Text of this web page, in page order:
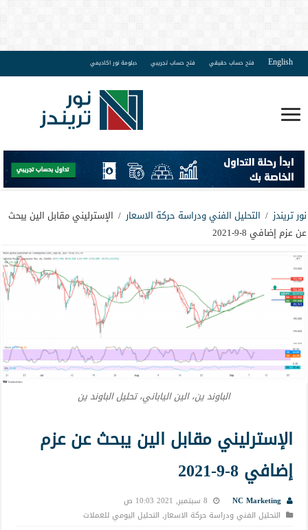
English فتح حساب حقيقي فتح حساب تجريبي دبلومة نور اكاديمي
نور تريندز / التحليل الفني ودراسة حركة الاسعار / الإسترليني مقابل الين يبحث
عن عزم إضافي 8-9-2021
الباوند ين، الين الياباني، تحليل الباوند ين
الإسترليني مقابل الين يبحث عن عزم
إضافي 8-9-2021
NC Marketing
8 سبتمبر, 2021 10:03 ص
التحليل الفني ودراسة حركة الاسعار, التحليل اليومي للعملات